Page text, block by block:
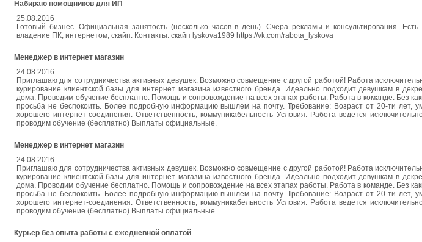
Набираю помощников для ИП
25.08.2016
Готовый бизнес. Официальная занятость (несколько часов в день). Счера рекламы и консультирования.
владение ПК, интернетом, скайп. Контакты: скайп lyskova1989 https://vk.com/rabota_lyskova
Менеджер в интернет магазин
24.08.2016
Приглашаю для сотрудничества активных девушек. Возможно совмещение с другой работой! Работа
курирование клиентской базы для интернет магазина известного бренда. Идеально подходит девушкам в
дома. Проводим обучение бесплатно. Помощь и сопровождение на всех этапах работы. Работа в команде. Без
просьба не беспокоить. Более подробную информацию вышлем на почту. Требование: Возраст от 20-ти лет,
хорошего интернет-соединения. Ответственность, коммуникабельность Условия: Работа ведется
проводим обучение (бесплатно) Выплаты официальные.
Менеджер в интернет магазин
24.08.2016
Приглашаю для сотрудничества активных девушек. Возможно совмещение с другой работой! Работа
курирование клиентской базы для интернет магазина известного бренда. Идеально подходит девушкам в
дома. Проводим обучение бесплатно. Помощь и сопровождение на всех этапах работы. Работа в команде. Без
просьба не беспокоить. Более подробную информацию вышлем на почту. Требование: Возраст от 20-ти лет,
хорошего интернет-соединения. Ответственность, коммуникабельность Условия: Работа ведется
проводим обучение (бесплатно) Выплаты официальные.
Курьер без опыта работы с ежедневной оплатой